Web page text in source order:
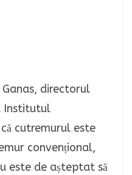
Ganas, directorul
Institutul
cutremurul este
convențional,
este de așteptat să